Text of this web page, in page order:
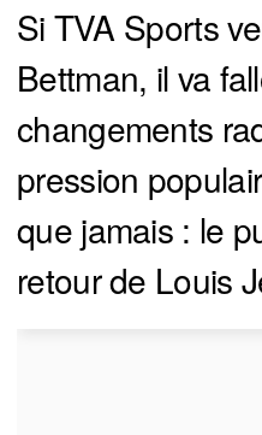
Si TVA Sports
Bettman, il va
changements
pression
que jamais : le
retour de Louis